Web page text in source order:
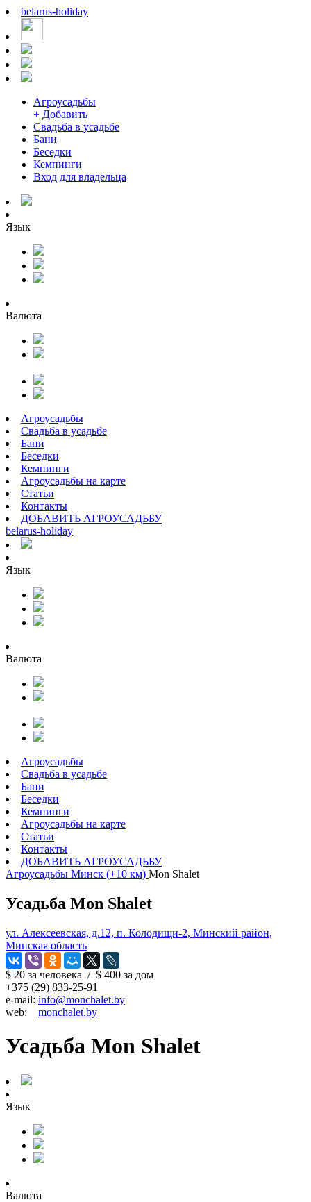
belarus-holiday
Агроусадьбы
+ Добавить
Свадьба в усадьбе
Бани
Беседки
Кемпинги
Вход для владельца
Язык
Валюта
Агроусадьбы
Свадьба в усадьбе
Бани
Беседки
Кемпинги
Агроусадьбы на карте
Статьи
Контакты
ДОБАВИТЬ АГРОУСАДЬБУ
belarus-holiday
Язык
Валюта
Агроусадьбы
Свадьба в усадьбе
Бани
Беседки
Кемпинги
Агроусадьбы на карте
Статьи
Контакты
ДОБАВИТЬ АГРОУСАДЬБУ
Агроусадьбы Минск (+10 км) Mon Shalet
Усадьба Mon Shalet
ул. Алексеевская, д.12, п. Колодищи-2, Минский район,
Минская область
$ 20 за человека / $ 400 за дом
+375 (29) 833-25-91
e-mail: info@monchalet.by
web: monchalet.by
Усадьба Mon Shalet
Язык
Валюта